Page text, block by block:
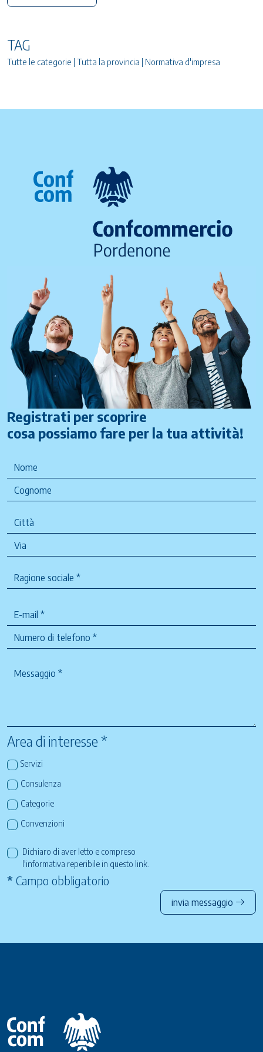
TAG
Tutte le categorie | Tutta la provincia | Normativa d'impresa
Registrati per scoprire
cosa possiamo fare per la tua attività!
Area di interesse *
Servizi
Consulenza
Categorie
Convenzioni
Dichiaro di aver letto e compreso
l'informativa reperibile in questo link
* Campo obbligatorio
invia messaggio